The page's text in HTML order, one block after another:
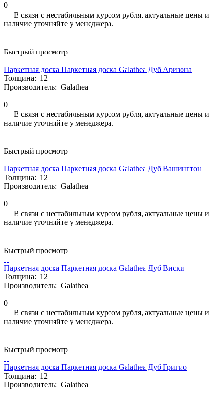
0
В связи с нестабильным курсом рубля, актуальные цены и
наличие уточняйте у менеджера.
Быстрый просмотр
Паркетная доска Паркетная доска Galathea Дуб Аризона
Толщина: 12
Производитель: Galathea
0
В связи с нестабильным курсом рубля, актуальные цены и
наличие уточняйте у менеджера.
Быстрый просмотр
Паркетная доска Паркетная доска Galathea Дуб Вашингтон
Толщина: 12
Производитель: Galathea
0
В связи с нестабильным курсом рубля, актуальные цены и
наличие уточняйте у менеджера.
Быстрый просмотр
Паркетная доска Паркетная доска Galathea Дуб Виски
Толщина: 12
Производитель: Galathea
0
В связи с нестабильным курсом рубля, актуальные цены и
наличие уточняйте у менеджера.
Быстрый просмотр
Паркетная доска Паркетная доска Galathea Дуб Григио
Толщина: 12
Производитель: Galathea